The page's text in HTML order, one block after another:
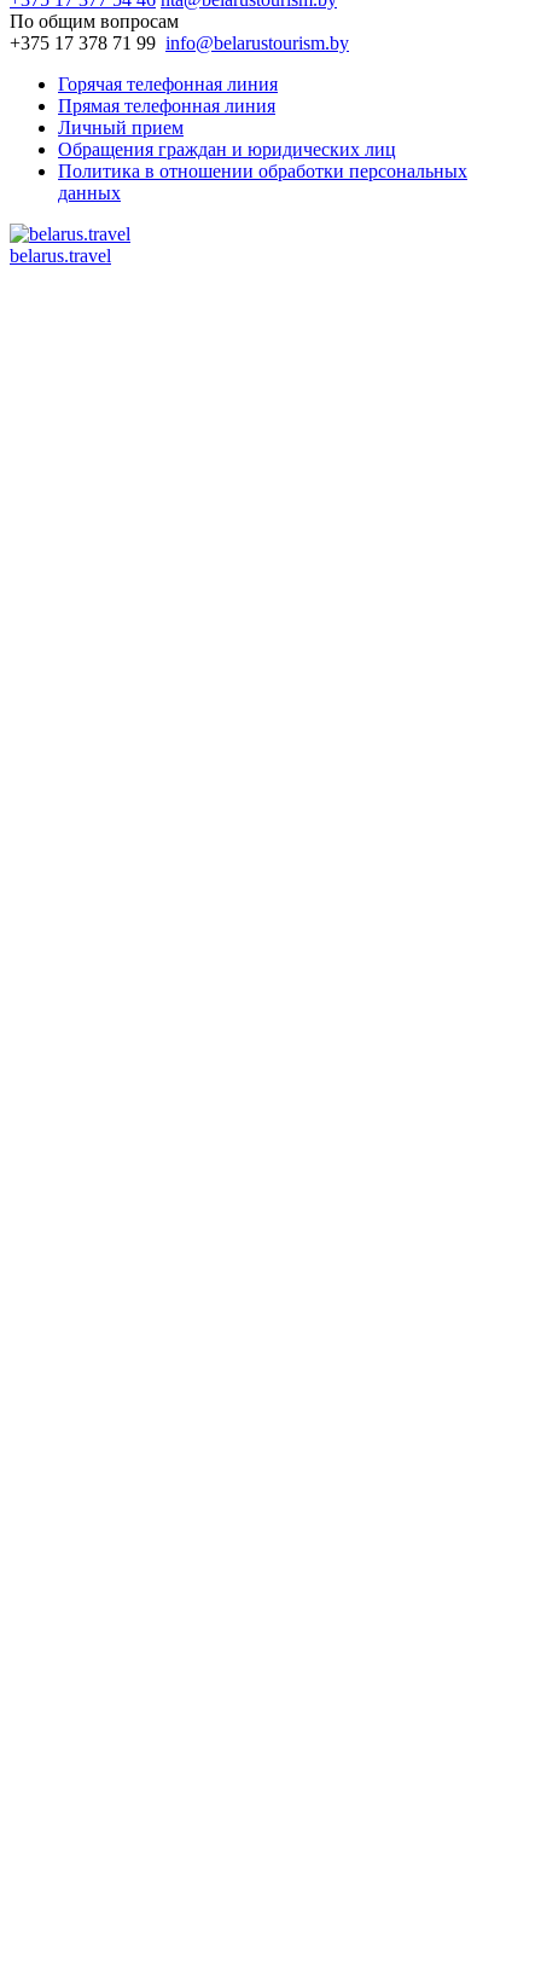
По общим вопросам
+375 17 378 71 99 info@belarustourism.by
Горячая телефонная линия
Прямая телефонная линия
Личный прием
Обращения граждан и юридических лиц
Политика в отношении обработки персональных
данных
belarus.travel